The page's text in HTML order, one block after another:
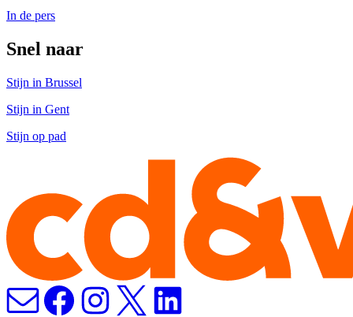
In de pers
Snel naar
Stijn in Brussel
Stijn in Gent
Stijn op pad